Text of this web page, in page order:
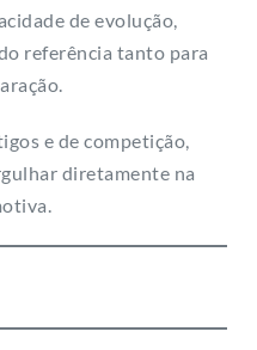
de evolução,
referência tanto para
e de competição,
diretamente na